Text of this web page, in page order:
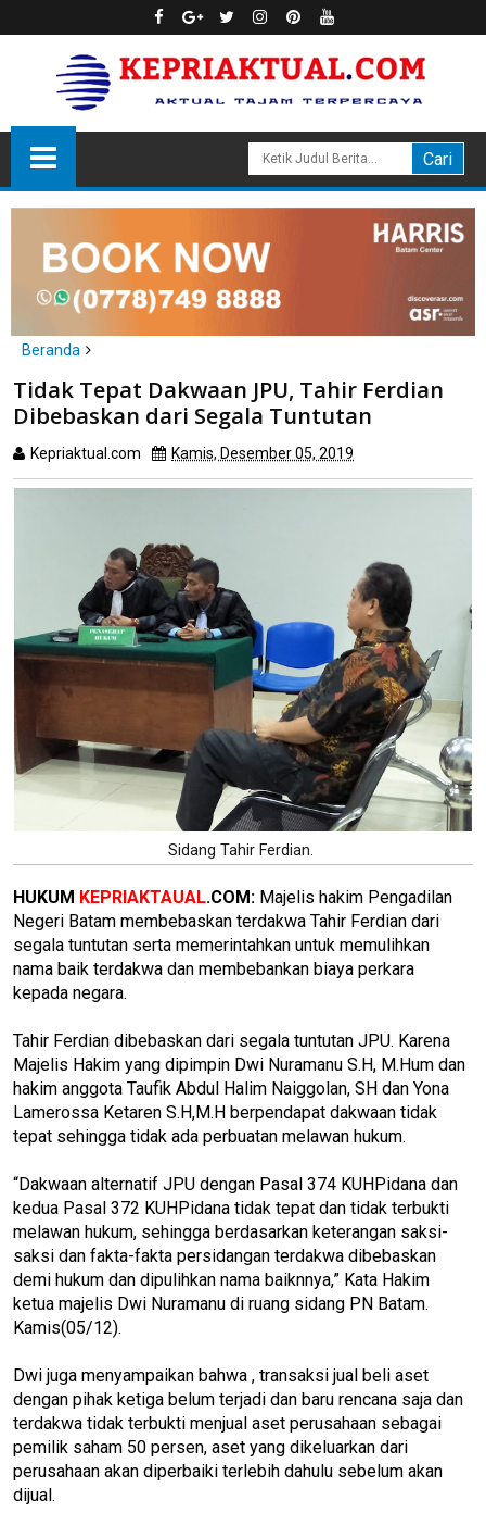
Beranda
Unlabelled
Tidak Tepat Dakwaan JPU, Tahir Ferdian Dibebaskan dari Segala
Tidak Tepat Dakwaan JPU, Tahir Ferdian
Dibebaskan dari Segala Tuntutan
Kepriaktual.com Kamis, Desember 05, 2019
Sidang Tahir Ferdian.
HUKUM KEPRIAKTAUAL.COM: Majelis hakim Pengadilan
Negeri Batam membebaskan terdakwa Tahir Ferdian dari
segala tuntutan serta memerintahkan untuk memulihkan
nama baik terdakwa dan membebankan biaya perkara
kepada negara.
Tahir Ferdian dibebaskan dari segala tuntutan JPU. Karena
Majelis Hakim yang dipimpin Dwi Nuramanu S.H, M.Hum dan
hakim anggota Taufik Abdul Halim Naiggolan, SH dan Yona
Lamerossa Ketaren S.H,M.H berpendapat dakwaan tidak
tepat sehingga tidak ada perbuatan melawan hukum.
“Dakwaan alternatif JPU dengan Pasal 374 KUHPidana dan
kedua Pasal 372 KUHPidana tidak tepat dan tidak terbukti
melawan hukum, sehingga berdasarkan keterangan saksi-
saksi dan fakta-fakta persidangan terdakwa dibebaskan
demi hukum dan dipulihkan nama baiknnya,” Kata Hakim
ketua majelis Dwi Nuramanu di ruang sidang PN Batam.
Kamis(05/12).
Dwi juga menyampaikan bahwa , transaksi jual beli aset
dengan pihak ketiga belum terjadi dan baru rencana saja dan
terdakwa tidak terbukti menjual aset perusahaan sebagai
pemilik saham 50 persen, aset yang dikeluarkan dari
perusahaan akan diperbaiki terlebih dahulu sebelum akan
dijual.